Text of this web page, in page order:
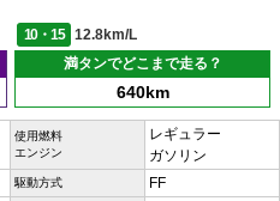
10・15
12.8km/L
満タンでどこまで走る？
640km
使用燃料
エンジン
レギュラー
ガソリン
駆動方式 FF